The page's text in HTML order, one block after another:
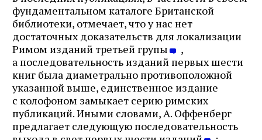
фундаментальном каталоге Британской
библиотеки, отмечает, что у нас нет
достаточных доказательств для локализации
Римом изданий третьей групы
,
а последовательность изданий первых шести
книг была диаметрально противоположной
указанной выше, единственное издание
с колофоном замыкает серию римских
публикаций. Иными словами, А. Оффенберг
предлагает следующую последовательность